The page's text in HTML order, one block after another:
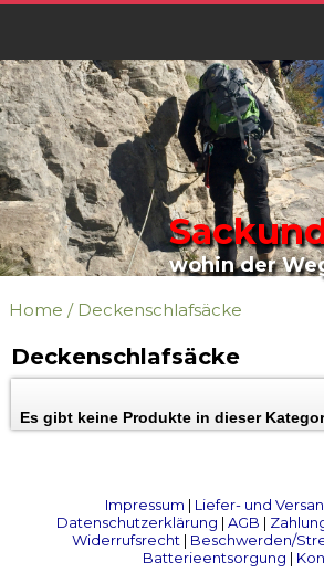
wohin der
Home / Deckenschlafsäcke
Deckenschlafsäcke
Es gibt keine Produkte in dieser
Impressum | Liefer- und
Datenschutzerklärung | AGB |
Widerrufsrecht| Beschwerden/
Batterieentsorgung |